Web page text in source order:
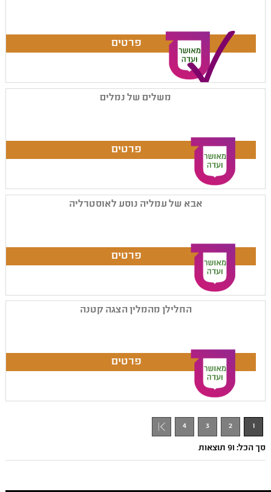
משלים של נמלים
אבא של עמליה נוסע לאוסטרליה
החלילן מהמלין הצגה קטנה
1
2
3
4
סך הכל: 91 תוצאות